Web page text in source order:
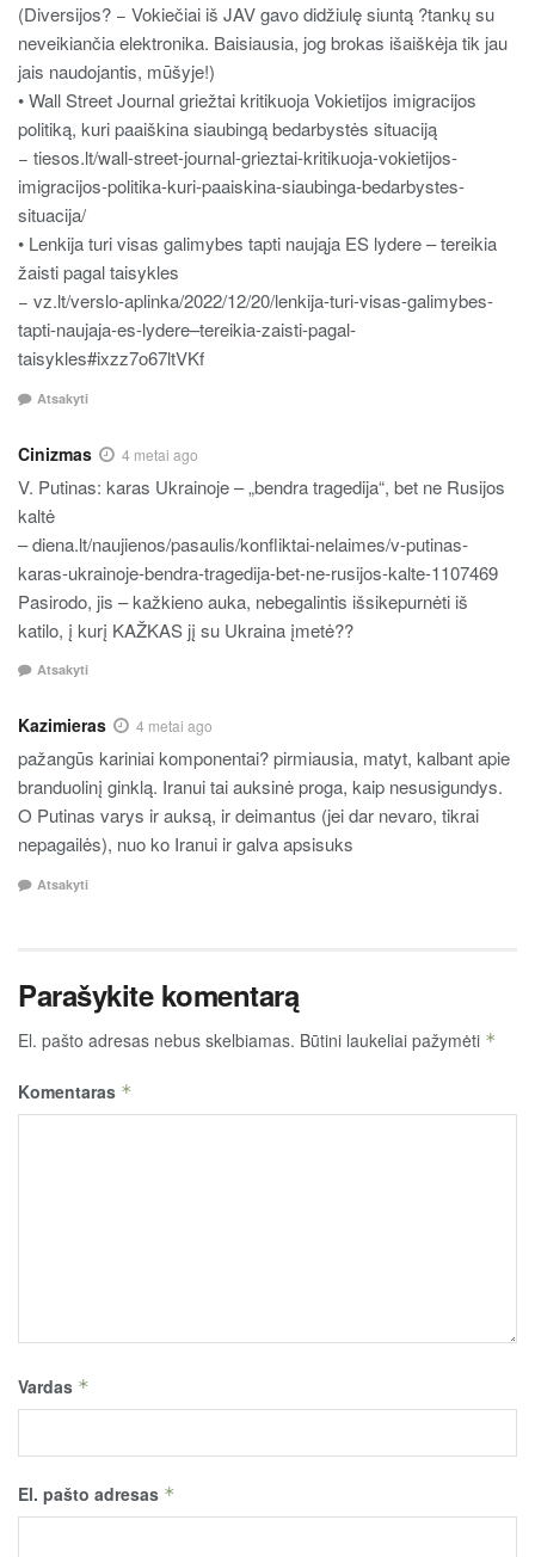
(Diversijos? − Vokiečiai iš JAV gavo didžiulę siuntą ?tankų su
neveikiančia elektronika. Baisiausia, jog brokas išaiškėja tik jau
jais naudojantis, mūšyje!)
• Wall Street Journal griežtai kritikuoja Vokietijos imigracijos
politiką, kuri paaiškina siaubingą bedarbystės situaciją
− tiesos.lt/wall-street-journal-grieztai-kritikuoja-vokietijos-
imigracijos-politika-kuri-paaiskina-siaubinga-bedarbystes-
situacija/
• Lenkija turi visas galimybes tapti naująja ES lydere – tereikia
žaisti pagal taisykles
− vz.lt/verslo-aplinka/2022/12/20/lenkija-turi-visas-galimybes-
tapti-naujaja-es-lydere–tereikia-zaisti-pagal-
taisykles#ixzz7o67ltVKf
Atsakyti
Cinizmas 4 metai ago
V. Putinas: karas Ukrainoje – „bendra tragedija“, bet ne Rusijos
kaltė
– diena.lt/naujienos/pasaulis/konfliktai-nelaimes/v-putinas-
karas-ukrainoje-bendra-tragedija-bet-ne-rusijos-kalte-1107469
Pasirodo, jis – kažkieno auka, nebegalintis išsikepurnėti iš
katilo, į kurį KAŽKAS jį su Ukraina įmetė??
Atsakyti
Kazimieras 4 metai ago
pažangūs kariniai komponentai? pirmiausia, matyt, kalbant apie
branduolinį ginklą. Iranui tai auksinė proga, kaip nesusigundys.
O Putinas varys ir auksą, ir deimantus (jei dar nevaro, tikrai
nepagailės), nuo ko Iranui ir galva apsisuks
Atsakyti
Parašykite komentarą
El. pašto adresas nebus skelbiamas. Būtini laukeliai pažymėti *
Komentaras *
Vardas *
El. pašto adresas *